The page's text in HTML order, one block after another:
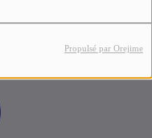
Propulsé par Orejime